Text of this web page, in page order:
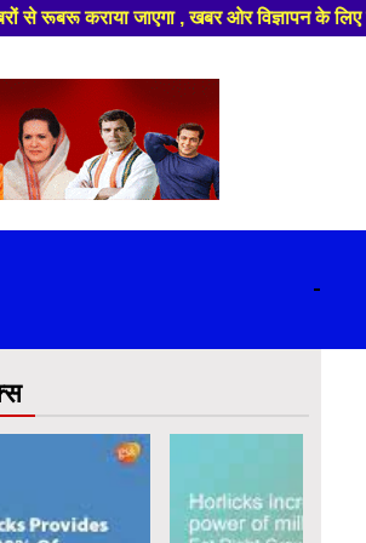
संपर्क करे +91 9839649848 ,हमारे यूट्यूब
-